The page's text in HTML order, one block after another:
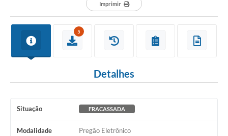
Imprimir
5
Detalhes
Situação FRACASSADA
Modalidade Pregão Eletrônico